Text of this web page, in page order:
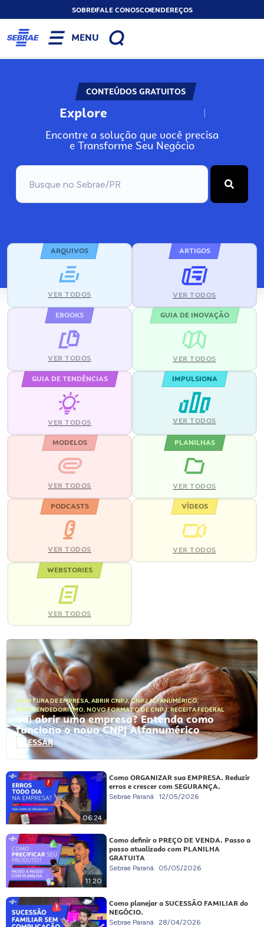
SOBREFALE CONOSCOENDEREÇOS
MENU
CONTEÚDOS GRATUITOS
Explore N
Encontre a solução que você precisa
e Transforme Seu Negócio
ARQUIVOS
VER TODOS
ARTIGOS
VER TODOS
EBOOKS
VER TODOS
GUIA DE INOVAÇÃO
VER TODOS
GUIA DE TENDÊNCIAS
VER TODOS
IMPULSIONA
VER TODOS
MODELOS
VER TODOS
PLANILHAS
VER TODOS
PODCASTS
VER TODOS
VÍDEOS
VER TODOS
WEBSTORIES
VER TODOS
ABERTURA DE EMPRESA, ABRIR CNPJ,CNPJ ALFANUMÉRICO,
EMPREENDEDORISMO, NOVO FORMATO DE CNPJ,RECEITA FEDERAL
Vai abrir uma empresa? Entenda como
funciona o novo CNPJ Alfanumérico
ACESSAR
06:24
Como ORGANIZAR sua EMPRESA. Reduzir
erros e crescer com SEGURANÇA.
Sebrae Paraná 12/05/2026
11:20
Como definir o PREÇO DE VENDA. Passo a
passo atualizado com PLANILHA
GRATUITA
Sebrae Paraná 05/05/2026
Como planejar a SUCESSÃO FAMILIAR do
NEGÓCIO.
Sebrae Paraná 28/04/2026